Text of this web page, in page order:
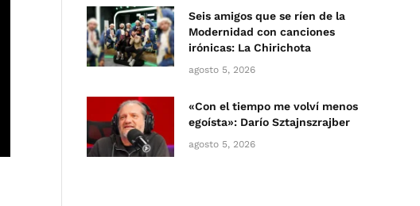
Seis amigos que se ríen de la
Modernidad con canciones
irónicas: La Chirichota
agosto 5, 2026
«Con el tiempo me volví menos
egoísta»: Darío Sztajnszrajber
agosto 5, 2026